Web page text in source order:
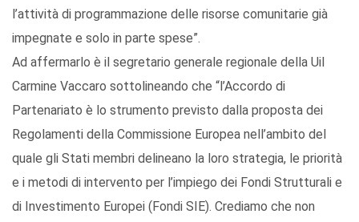
l’attività di programmazione delle risorse comunitarie già
impegnate e solo in parte spese”.
Ad affermarlo è il segretario generale regionale della Uil
Carmine Vaccaro sottolineando che “l’Accordo di
Partenariato è lo strumento previsto dalla proposta dei
Regolamenti della Commissione Europea nell’ambito del
quale gli Stati membri delineano la loro strategia, le priorità
e i metodi di intervento per l’impiego dei Fondi Strutturali e
di Investimento Europei (Fondi SIE). Crediamo che non